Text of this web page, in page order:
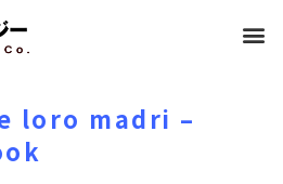
メ
loro madri –